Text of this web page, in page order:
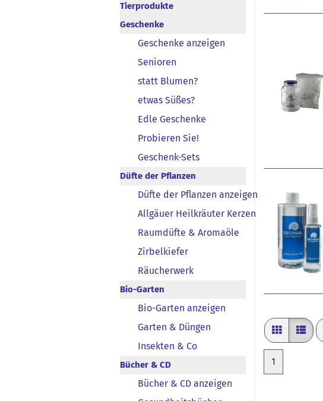
Tierprodukte
Geschenke
Geschenke anzeigen
Senioren
statt Blumen?
etwas Süßes?
Edle Geschenke
Probieren Sie!
Geschenk-Sets
Düfte der Pflanzen
Düfte der Pflanzen anzeigen
Allgäuer Heilkräuter Kerzen
Raumdüfte & Aromaöle
Zirbelkiefer
Räucherwerk
Bio-Garten
Bio-Garten anzeigen
Garten & Düngen
Insekten & Co
Bücher & CD
Bücher & CD anzeigen
1